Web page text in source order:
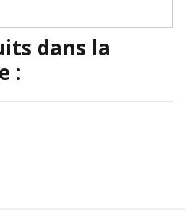
dans la
: